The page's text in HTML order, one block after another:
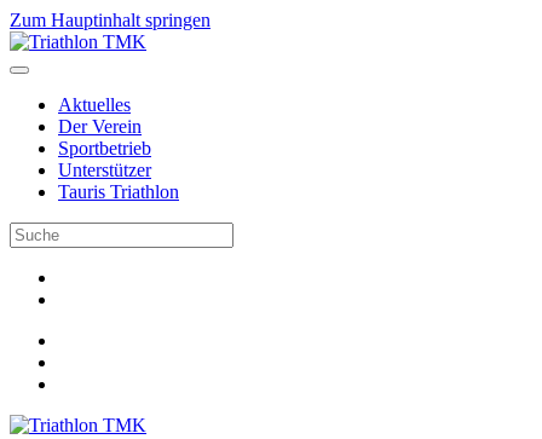
Zum Hauptinhalt springen
Aktuelles
Der Verein
Sportbetrieb
Unterstützer
Tauris Triathlon